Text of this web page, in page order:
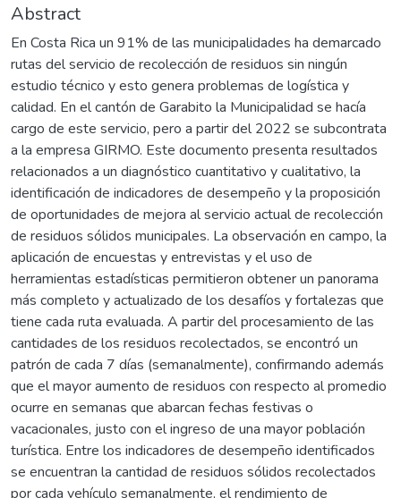
Abstract
En Costa Rica un 91% de las municipalidades ha demarcado
rutas del servicio de recolección de residuos sin ningún
estudio técnico y esto genera problemas de logística y
calidad. En el cantón de Garabito la Municipalidad se hacía
cargo de este servicio, pero a partir del 2022 se subcontrata
a la empresa GIRMO. Este documento presenta resultados
relacionados a un diagnóstico cuantitativo y cualitativo, la
identificación de indicadores de desempeño y la proposición
de oportunidades de mejora al servicio actual de recolección
de residuos sólidos municipales. La observación en campo, la
aplicación de encuestas y entrevistas y el uso de
herramientas estadísticas permitieron obtener un panorama
más completo y actualizado de los desafíos y fortalezas que
tiene cada ruta evaluada. A partir del procesamiento de las
cantidades de los residuos recolectados, se encontró un
patrón de cada 7 días (semanalmente), confirmando además
que el mayor aumento de residuos con respecto al promedio
ocurre en semanas que abarcan fechas festivas o
vacacionales, justo con el ingreso de una mayor población
turística. Entre los indicadores de desempeño identificados
se encuentran la cantidad de residuos sólidos recolectados
por cada vehículo semanalmente, el rendimiento de